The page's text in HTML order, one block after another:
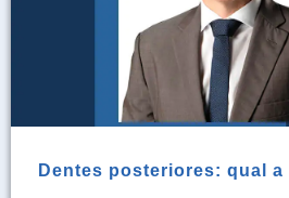
Dentes posteriores: qual